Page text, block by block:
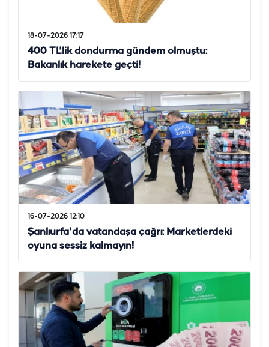
18-07-2026 17:17
400 TL'lik dondurma gündem olmuştu:
Bakanlık harekete geçti!
16-07-2026 12:10
Şanlıurfa'da vatandaşa çağrı: Marketlerdeki
oyuna sessiz kalmayın!